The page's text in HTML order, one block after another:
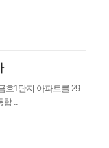
호1단지 아파트를 29
합 ..